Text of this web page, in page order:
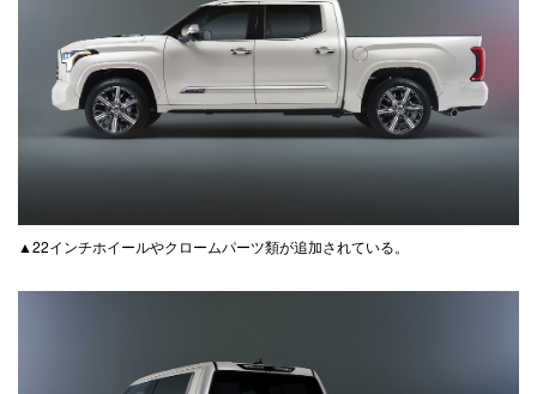
▲22インチホイールやクロームパーツ類が追加されている。